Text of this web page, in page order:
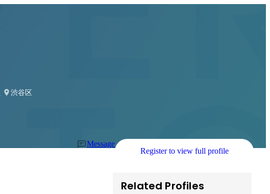
渋谷区
Message
Register to view full profile
Related Profiles